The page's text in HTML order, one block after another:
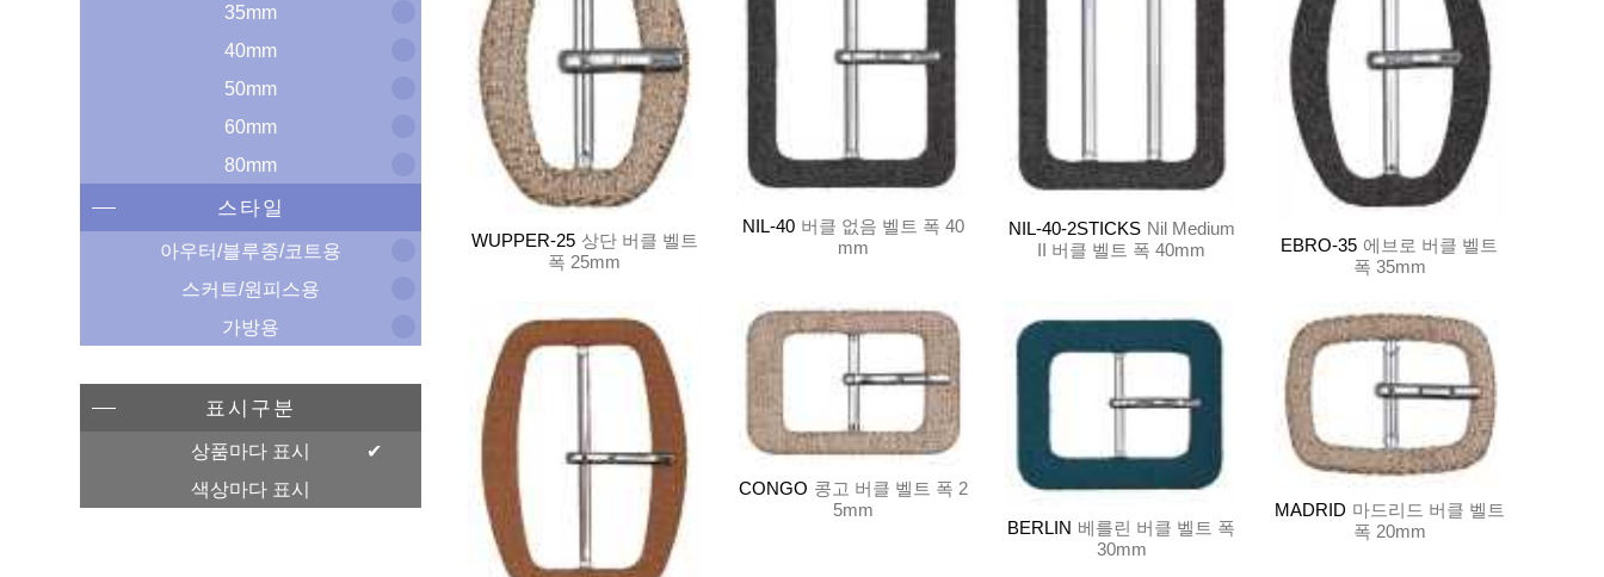
35mm
40mm
50mm
60mm
80mm
스타일
아우터/블루종/코트용
스커트/원피스용
가방용
표시구분
상품마다 표시
색상마다 표시
WUPPER-25 상단 버클 벨트
폭 25mm
NIL-40 버클 없음 벨트 폭 40
mm
NIL-40-2STICKS Nil Medium
II 버클 벨트 폭 40mm
EBRO-35 에브로 버클 벨트
폭 35mm
CONGO 콩고 버클 벨트 폭 2
5mm
BERLIN 베를린 버클 벨트 폭
30mm
MADRID 마드리드 버클 벨트
폭 20mm